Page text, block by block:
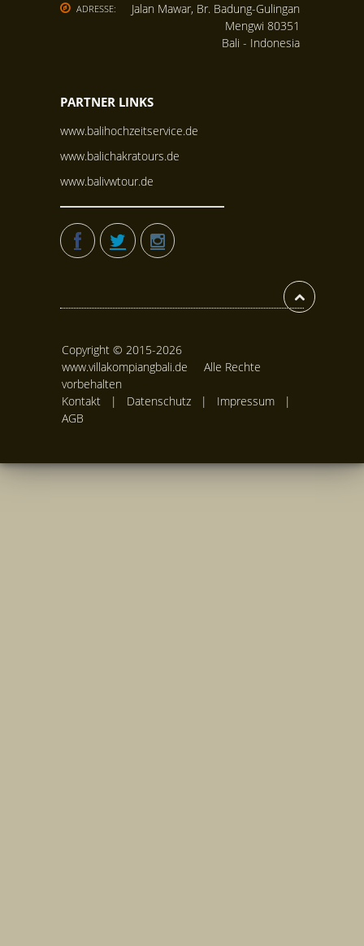
ADRESSE:
Jalan Mawar, Br. Badung-Gulingan
Mengwi 80351
Bali - Indonesia
PARTNER LINKS
www.balihochzeitservice.de
www.balichakratours.de
www.balivwtour.de
Copyright © 2015-2026
www.villakompiangbali.de Alle Rechte
vorbehalten
Kontakt | Datenschutz | Impressum |
AGB